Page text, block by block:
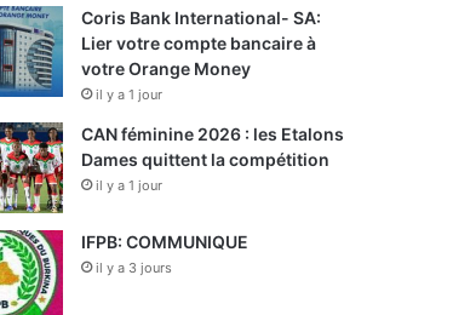
Coris Bank International- SA:
Lier votre compte bancaire à
votre Orange Money
il y a 1 jour
CAN féminine 2026 : les Etalons
Dames quittent la compétition
il y a 1 jour
IFPB: COMMUNIQUE
il y a 3 jours